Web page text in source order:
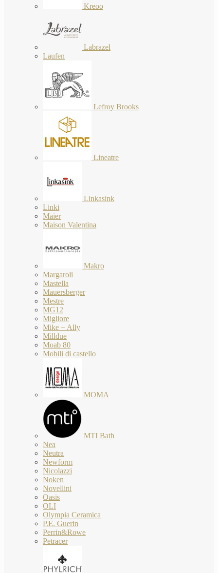
Kreoo
Labrazel
Laufen
Lefroy Brooks
Lineatre
Linkasink
Linki
Maier
Maison Valentina
Makro
Margaroli
Mastella
Mauersberger
Mestre
MG12
Migliore
Mike + Ally
Milldue
Moab 80
Mobili di castello
MOMA
MTI Bath
Nea
Neutra
Newform
Nicolazzi
Noken
Novellini
Oasis
OLI
Olympia Ceramica
P.E. Guerin
Perrin&Rowe
Petracer